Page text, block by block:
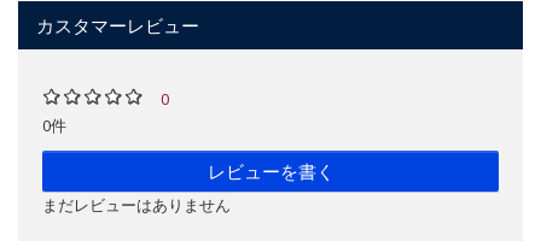
カスタマーレビュー
0
0件
レビューを書く
まだレビューはありません